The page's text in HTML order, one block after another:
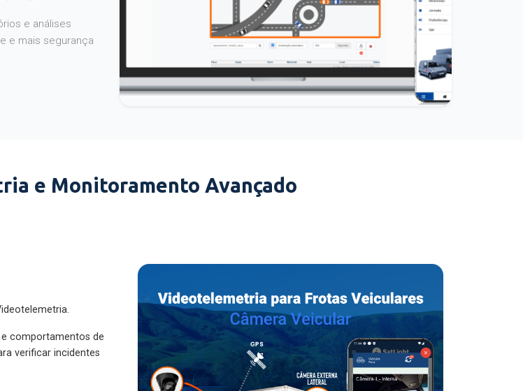
e análises
e mais segurança
e Monitoramento Avançado
comportamentos de
verificar incidentes